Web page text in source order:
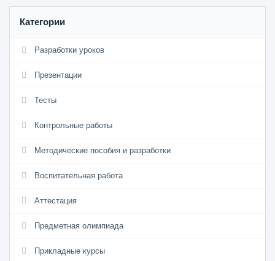
Категории
Разработки уроков
Презентации
Тесты
Контрольные работы
Методические пособия и разработки
Воспитательная работа
Аттестация
Предметная олимпиада
Прикладные курсы